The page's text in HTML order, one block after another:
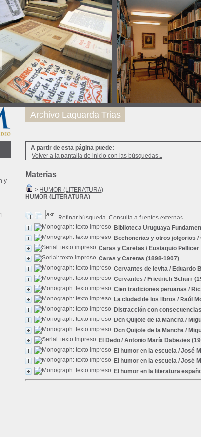
A partir de esta página puede:
Volver a la pantalla de inicio con las búsquedas...
Materias
> HUMOR (LITERATURA)
HUMOR (LITERATURA)
Refinar búsqueda Consulta a fuentes externas
Biblioteca Uruguaya
Bochonerias y otros jolgorios /
Caras y Caretas / Eustaquio Pellicer
Caras y Caretas (1898-1907)
Cervantes de levita / Eduardo
Cervantes / Friedrich Schürr
Cien tradiciones peruanas /
La ciudad de los libros / Raúl
Distracción con consecuencias
Don Quijote de la Mancha /
Don Quijote de la Mancha /
El Dedo / Antonio María Dabezies
El humor en la escuela / José
El humor en la escuela / José
El humor en la literatura
Archivo Laguarda Trias
y